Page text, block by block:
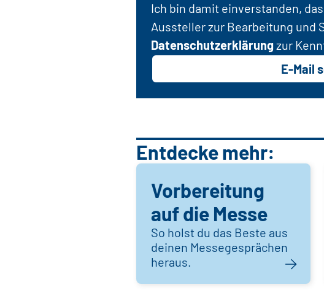
Ich bin damit einverstanden,
Aussteller zur Bearbeitung und
Datenschutzerklärungzur
E-Mail
Entdecke mehr:
Vorbereitung
auf die Messe
So holst du das Beste aus
deinen Messegesprächen
heraus.